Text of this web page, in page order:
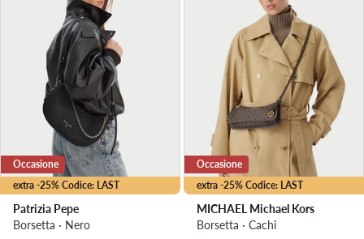
extra -25% Codice: LAST
Occasione
Patrizia Pepe
Borsetta · Nero
extra -25% Codice: LAST
Occasione
MICHAEL Michael Kors
Borsetta · Cachi